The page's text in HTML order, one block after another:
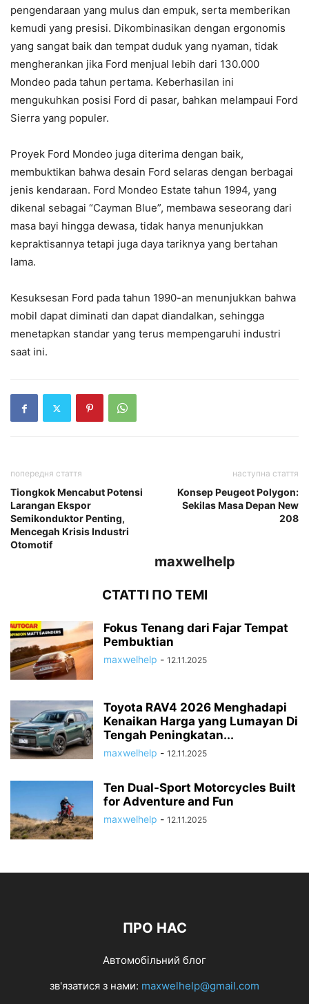
pengendaraan yang mulus dan empuk, serta memberikan
kemudi yang presisi. Dikombinasikan dengan ergonomis
yang sangat baik dan tempat duduk yang nyaman, tidak
mengherankan jika Ford menjual lebih dari 130.000
Mondeo pada tahun pertama. Keberhasilan ini
mengukuhkan posisi Ford di pasar, bahkan melampaui Ford
Sierra yang populer.
Proyek Ford Mondeo juga diterima dengan baik,
membuktikan bahwa desain Ford selaras dengan berbagai
jenis kendaraan. Ford Mondeo Estate tahun 1994, yang
dikenal sebagai “Cayman Blue”, membawa seseorang dari
masa bayi hingga dewasa, tidak hanya menunjukkan
kepraktisannya tetapi juga daya tariknya yang bertahan
lama.
Kesuksesan Ford pada tahun 1990-an menunjukkan bahwa
mobil dapat diminati dan dapat diandalkan, sehingga
menetapkan standar yang terus mempengaruhi industri
saat ini.
попередня стаття
Tiongkok Mencabut Potensi
Larangan Ekspor
Semikonduktor Penting,
Mencegah Krisis Industri
Otomotif
наступна стаття
Konsep Peugeot Polygon:
Sekilas Masa Depan New
208
maxwelhelp
СТАТТІ ПО ТЕМІ
Fokus Tenang dari Fajar Tempat
Pembuktian
maxwelhelp - 12.11.2025
Toyota RAV4 2026 Menghadapi
Kenaikan Harga yang Lumayan Di
Tengah Peningkatan...
maxwelhelp - 12.11.2025
Ten Dual-Sport Motorcycles Built
for Adventure and Fun
maxwelhelp - 12.11.2025
ПРО НАС
Автомобільний блог
зв'язатися з нами: maxwelhelp@gmail.com